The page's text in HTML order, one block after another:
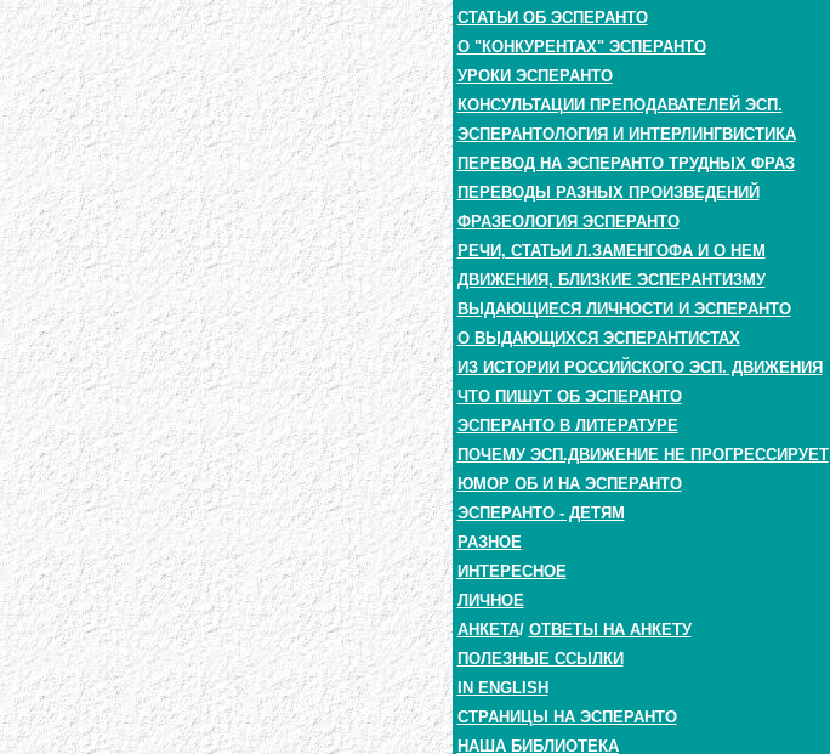
СТАТЬИ ОБ ЭСПЕРАНТО
О "КОНКУРЕНТАХ" ЭСПЕРАНТО
УРОКИ ЭСПЕРАНТО
КОНСУЛЬТАЦИИ ПРЕПОДАВАТЕЛЕЙ ЭСП.
ЭСПЕРАНТОЛОГИЯ И ИНТЕРЛИНГВИСТИКА
ПЕРЕВОД НА ЭСПЕРАНТО ТРУДНЫХ ФРАЗ
ПЕРЕВОДЫ РАЗНЫХ ПРОИЗВЕДЕНИЙ
ФРАЗЕОЛОГИЯ ЭСПЕРАНТО
РЕЧИ, СТАТЬИ Л.ЗАМЕНГОФА И О НЕМ
ДВИЖЕНИЯ, БЛИЗКИЕ ЭСПЕРАНТИЗМУ
ВЫДАЮЩИЕСЯ ЛИЧНОСТИ И ЭСПЕРАНТО
О ВЫДАЮЩИХСЯ ЭСПЕРАНТИСТАХ
ИЗ ИСТОРИИ РОССИЙСКОГО ЭСП. ДВИЖЕНИЯ
ЧТО ПИШУТ ОБ ЭСПЕРАНТО
ЭСПЕРАНТО В ЛИТЕРАТУРЕ
ПОЧЕМУ ЭСП.ДВИЖЕНИЕ НЕ ПРОГРЕССИРУЕТ
ЮМОР ОБ И НА ЭСПЕРАНТО
ЭСПЕРАНТО - ДЕТЯМ
РАЗНОЕ
ИНТЕРЕСНОЕ
ЛИЧНОЕ
АНКЕТА/ ОТВЕТЫ НА АНКЕТУ
ПОЛЕЗНЫЕ ССЫЛКИ
IN ENGLISH
СТРАНИЦЫ НА ЭСПЕРАНТО
НАША БИБЛИОТЕКА